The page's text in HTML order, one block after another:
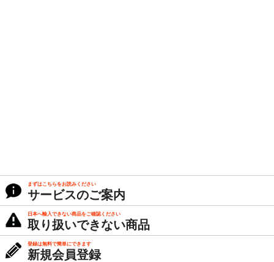
まずはこちらをお読みください
サービスのご案内
日本へ輸入できない商品をご確認ください
取り扱いできない商品
登録は無料で簡単にできます
新規会員登録